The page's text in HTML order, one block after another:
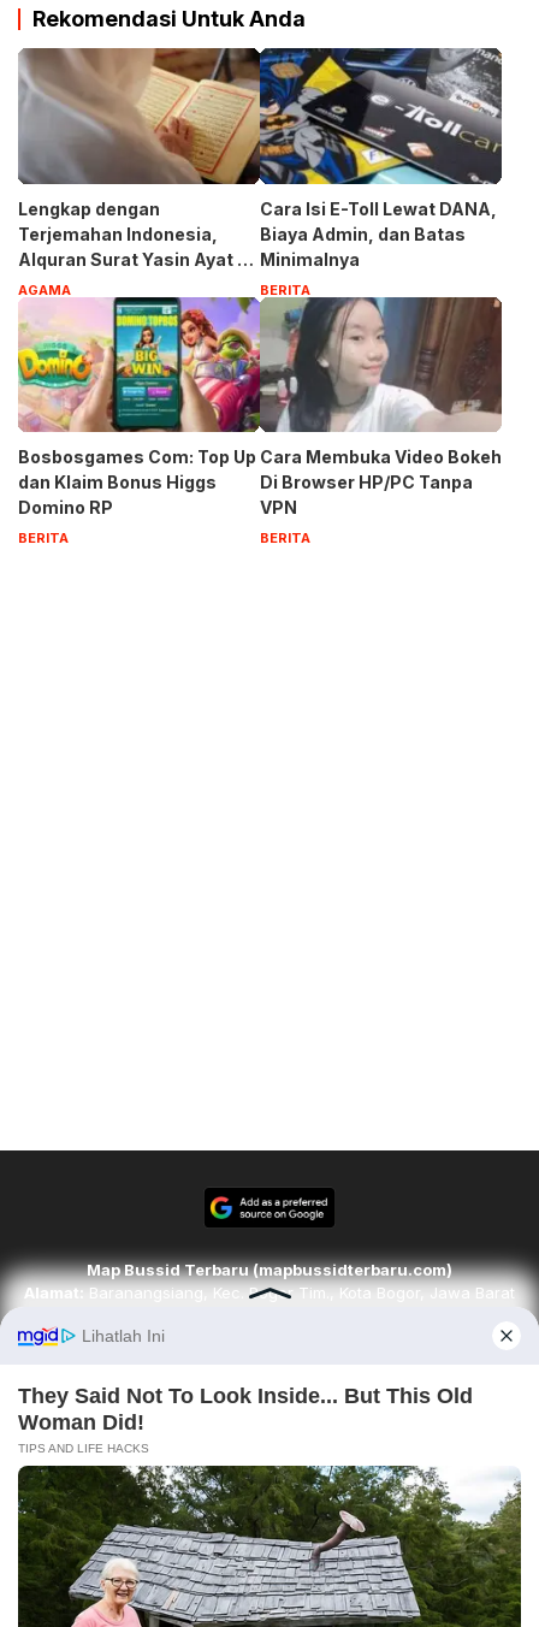
Rekomendasi Untuk Anda
Lengkap dengan
Terjemahan Indonesia,
Alquran Surat Yasin Ayat 1-
83
AGAMA
Cara Isi E-Toll Lewat DANA,
Biaya Admin, dan Batas
Minimalnya
BERITA
Bosbosgames Com: Top Up
dan Klaim Bonus Higgs
Domino RP
BERITA
Cara Membuka Video Bokeh
Di Browser HP/PC Tanpa
VPN
BERITA
Map Bussid Terbaru (mapbussidterbaru.com)
Alamat: Baranangsiang, Kec. Bogor Tim., Kota Bogor, Jawa Barat
Email:
Ikuti kami di
Tim Redaksi Kode Etik Pedoman Media Siber
Karir
Disclaimer
Contact About
Copyright © 2026. mapbussidterbaru.com. All rights reserved